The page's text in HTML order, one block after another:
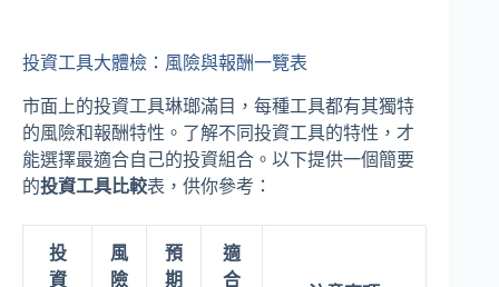
投資工具大體檢：風險與報酬一覽表
市面上的投資工具琳瑯滿目，每種工具都有其獨特
的風險和報酬特性。了解不同投資工具的特性，才
能選擇最適合自己的投資組合。以下提供一個簡要
的投資工具比較表，供你參考：
投
資
風
險
預
期
適
合